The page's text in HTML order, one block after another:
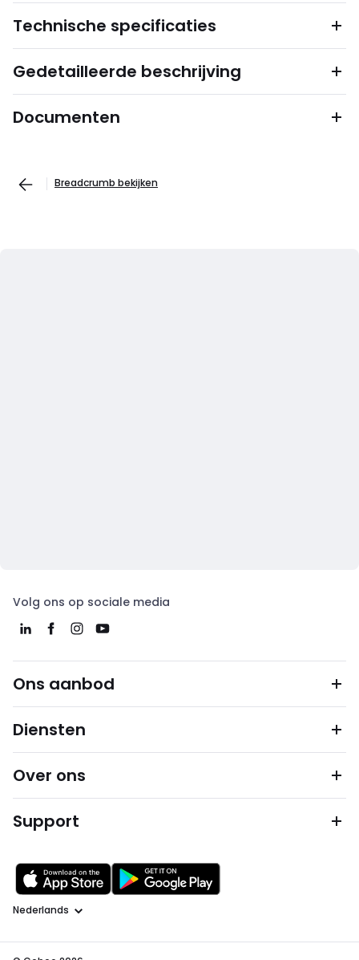
Technische specificaties
Gedetailleerde beschrijving
Documenten
Breadcrumb bekijken
Volg ons op sociale media
Ons aanbod
Diensten
Over ons
Support
Taal